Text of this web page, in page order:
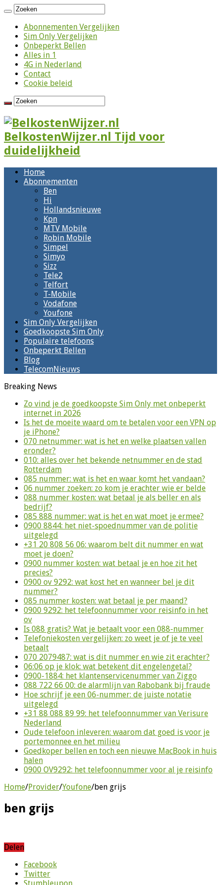
Abonnementen Vergelijken
Sim Only Vergelijken
Onbeperkt Bellen
Alles in 1
4G in Nederland
Contact
Cookie beleid
BelkostenWijzer.nl Tijd voor
duidelijkheid
Home
Abonnementen
Ben
Hi
Hollandsnieuwe
Kpn
MTV Mobile
Robin Mobile
Simpel
Simyo
Sizz
Tele2
Telfort
T-Mobile
Vodafone
Youfone
Sim Only Vergelijken
Goedkoopste Sim Only
Populaire telefoons
Onbeperkt Bellen
Blog
TelecomNieuws
Breaking News
Zo vind je de goedkoopste Sim Only met onbeperkt
internet in 2026
Is het de moeite waard om te betalen voor een VPN op
je iPhone?
070 netnummer: wat is het en welke plaatsen vallen
eronder?
010: alles over het bekende netnummer en de stad
Rotterdam
085 nummer: wat is het en waar komt het vandaan?
06 nummer zoeken: zo kom je erachter wie er belde
088 nummer kosten: wat betaal je als beller en als
bedrijf?
085 888 nummer: wat is het en wat moet je ermee?
0900 8844: het niet-spoednummer van de politie
uitgelegd
+31 20 808 56 06: waarom belt dit nummer en wat
moet je doen?
0900 nummer kosten: wat betaal je en hoe zit het
precies?
0900 ov 9292: wat kost het en wanneer bel je dit
nummer?
085 nummer kosten: wat betaal je per maand?
0900 9292: het telefoonnummer voor reisinfo in het
ov
Is 088 gratis? Wat je betaalt voor een 088-nummer
Telefoniekosten vergelijken: zo weet je of je te veel
betaalt
070 2079487: wat is dit nummer en wie zit erachter?
06:06 op je klok: wat betekent dit engelengetal?
0900-1884: het klantenservicenummer van Ziggo
088 722 66 00: de alarmlijn van Rabobank bij fraude
Hoe schrijf je een 06-nummer: de juiste notatie
uitgelegd
+31 88 088 89 99: het telefoonnummer van Verisure
Nederland
Oude telefoon inleveren: waarom dat goed is voor je
portemonnee en het milieu
Goedkoper bellen en toch een nieuwe MacBook in huis
halen
0900 OV9292: het telefoonnummer voor al je reisinfo
Home/Provider/Youfone/ben grijs
ben grijs
Delen
Facebook
Twitter
Stumbleupon